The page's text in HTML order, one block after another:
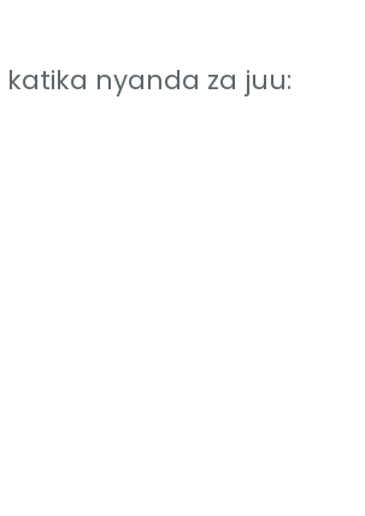
nyanda za juu: